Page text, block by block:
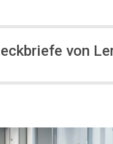
von